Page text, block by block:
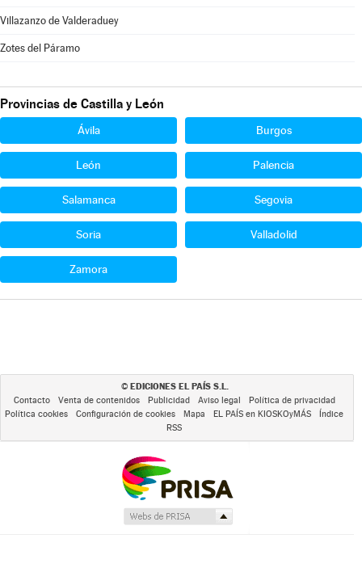
Villazanzo de Valderaduey
Zotes del Páramo
Provincias de Castilla y León
Ávila Burgos
León Palencia
Salamanca Segovia
Soria Valladolid
Zamora
© EDICIONES EL PAÍS S.L.
Contacto Venta de contenidos Publicidad Aviso legal
Política de privacidad
Política cookies
Configuración de cookies Mapa EL PAÍS en KIOSKOyMÁS
Índice
RSS